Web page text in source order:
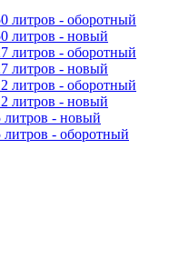
литров - оборотный
литров - новый
литров - оборотный
литров - новый
литров - оборотный
литров - новый
- новый
- оборотный